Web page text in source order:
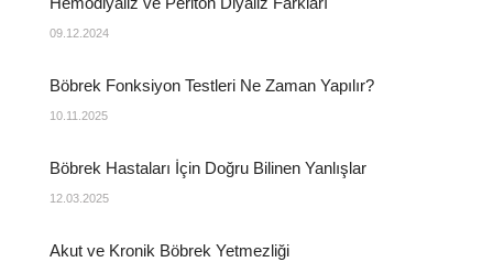
09.12.2024
Böbrek Fonksiyon Testleri Ne Zaman Yapılır?
10.11.2025
Böbrek Hastaları İçin Doğru Bilinen Yanlışlar
12.03.2025
Akut ve Kronik Böbrek Yetmezliği